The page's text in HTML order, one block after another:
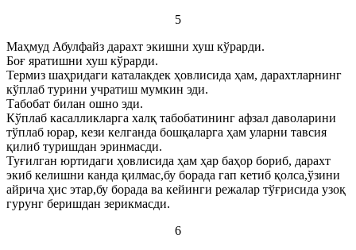
5
Маҳмуд Абулфайз дарахт экишни хуш кўрарди.
Боғ яратишни хуш кўрарди.
Термиз шаҳридаги каталакдек ҳовлисида ҳам, дарахтларнинг
кўплаб турини учратиш мумкин эди.
Табобат билан ошно эди.
Кўплаб касалликларга халқ табобатининг афзал даволарини
тўплаб юрар, кези келганда бошқаларга ҳам уларни тавсия
қилиб туришдан эринмасди.
Туғилган юртидаги ҳовлисида ҳам ҳар баҳор бориб, дарахт
экиб келишни канда қилмас,бу борада гап кетиб қолса,ўзини
айрича ҳис этар,бу борада ва кейинги режалар тўғрисида узоқ
гурунг беришдан зерикмасди.
6